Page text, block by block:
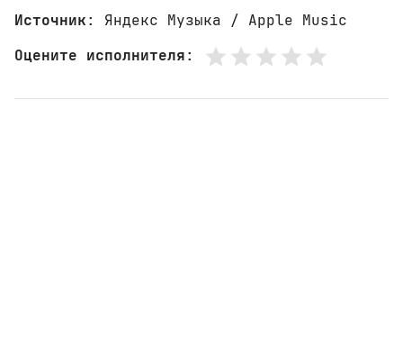
Источник: Яндекс Музыка / Apple Music
Оцените исполнителя: